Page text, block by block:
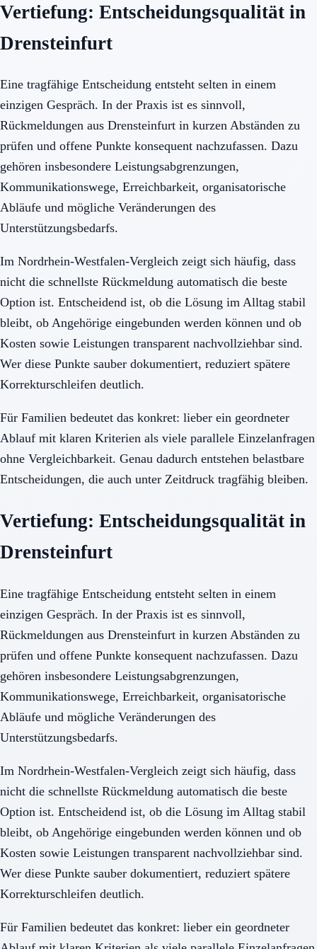
Vertiefung: Entscheidungsqualität in
Drensteinfurt
Eine tragfähige Entscheidung entsteht selten in einem
einzigen Gespräch. In der Praxis ist es sinnvoll,
Rückmeldungen aus Drensteinfurt in kurzen Abständen zu
prüfen und offene Punkte konsequent nachzufassen. Dazu
gehören insbesondere Leistungsabgrenzungen,
Kommunikationswege, Erreichbarkeit, organisatorische
Abläufe und mögliche Veränderungen des
Unterstützungsbedarfs.
Im Nordrhein-Westfalen-Vergleich zeigt sich häufig, dass
nicht die schnellste Rückmeldung automatisch die beste
Option ist. Entscheidend ist, ob die Lösung im Alltag stabil
bleibt, ob Angehörige eingebunden werden können und ob
Kosten sowie Leistungen transparent nachvollziehbar sind.
Wer diese Punkte sauber dokumentiert, reduziert spätere
Korrekturschleifen deutlich.
Für Familien bedeutet das konkret: lieber ein geordneter
Ablauf mit klaren Kriterien als viele parallele Einzelanfragen
ohne Vergleichbarkeit. Genau dadurch entstehen belastbare
Entscheidungen, die auch unter Zeitdruck tragfähig bleiben.
Vertiefung: Entscheidungsqualität in
Drensteinfurt
Eine tragfähige Entscheidung entsteht selten in einem
einzigen Gespräch. In der Praxis ist es sinnvoll,
Rückmeldungen aus Drensteinfurt in kurzen Abständen zu
prüfen und offene Punkte konsequent nachzufassen. Dazu
gehören insbesondere Leistungsabgrenzungen,
Kommunikationswege, Erreichbarkeit, organisatorische
Abläufe und mögliche Veränderungen des
Unterstützungsbedarfs.
Im Nordrhein-Westfalen-Vergleich zeigt sich häufig, dass
nicht die schnellste Rückmeldung automatisch die beste
Option ist. Entscheidend ist, ob die Lösung im Alltag stabil
bleibt, ob Angehörige eingebunden werden können und ob
Kosten sowie Leistungen transparent nachvollziehbar sind.
Wer diese Punkte sauber dokumentiert, reduziert spätere
Korrekturschleifen deutlich.
Für Familien bedeutet das konkret: lieber ein geordneter